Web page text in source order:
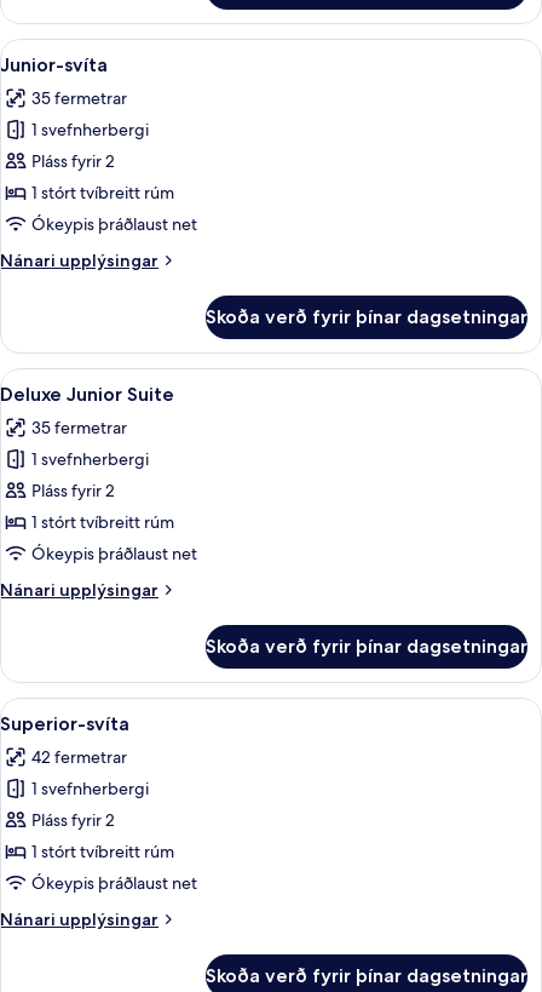
2
einbreið
rúm
herbergi
fyrir
tvo,
rúm
einbreið
rúm
Skoða
allar
myndir
fyrir
Junior-
svíta
Junior-svíta | Rúmföt af bestu gerð,
5
Junior-svíta
35 fermetrar
1 svefnherbergi
Pláss fyrir 2
1 stórt tvíbreitt rúm
Ókeypis þráðlaust net
Nánari upplýsingar
Nánari
svíta
Skoða verð fyrir þínar dagsetningar
Skoða
allar
myndir
fyrir
Deluxe
Junior
Suite
Deluxe Junior Suite | Rúmföt af
5
Deluxe Junior Suite
35 fermetrar
1 svefnherbergi
Pláss fyrir 2
1 stórt tvíbreitt rúm
Ókeypis þráðlaust net
Nánari upplýsingar
Nánari
Junior
Suite
Skoða verð fyrir þínar dagsetningar
Skoða
allar
myndir
fyrir
Superior-
svíta
Superior-svíta | Rúmföt af bestu
4
Superior-svíta
42 fermetrar
1 svefnherbergi
Pláss fyrir 2
1 stórt tvíbreitt rúm
Ókeypis þráðlaust net
Nánari upplýsingar
Nánari
Skoða verð fyrir þínar dagsetningar